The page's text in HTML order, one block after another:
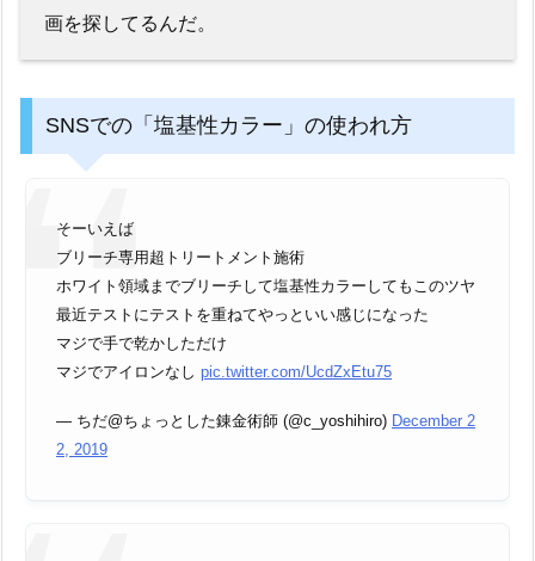
画を探してるんだ。
SNSでの「塩基性カラー」の使われ方
そーいえば
ブリーチ専用超トリートメント施術
ホワイト領域までブリーチして塩基性カラーしてもこのツヤ
最近テストにテストを重ねてやっといい感じになった
マジで手で乾かしただけ
マジでアイロンなし pic.twitter.com/UcdZxEtu75
— ちだ@ちょっとした錬金術師 (@c_yoshihiro) December 2
2, 2019